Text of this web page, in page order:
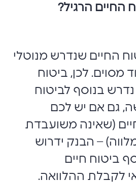
החיים הרגיל?
החיים שנדרש מנוטלי
מסוים. לכן, ביטוח
בנוסף לביטוח
גם אם יש לכם
(שאינה משועבדת
– הבנק ידרוש
ביטוח חיים
לקבלת ההלוואה.